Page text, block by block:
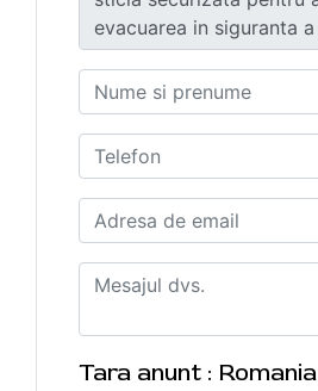
Tara anunt : Romania